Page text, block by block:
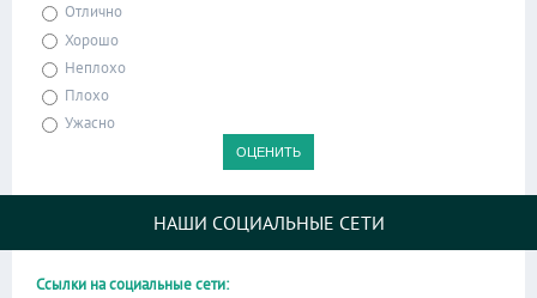
Отлично
Хорошо
Неплохо
Плохо
Ужасно
НАШИ СОЦИАЛЬНЫЕ СЕТИ
Ссылки на социальные сети: